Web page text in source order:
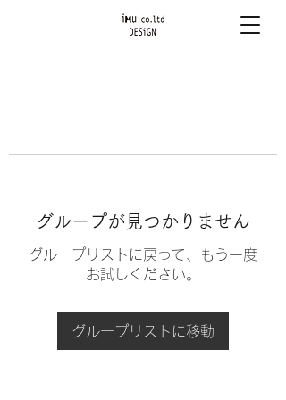
グループが見つかりません
グループリストに戻って、もう一度
お試しください。
グループリストに移動